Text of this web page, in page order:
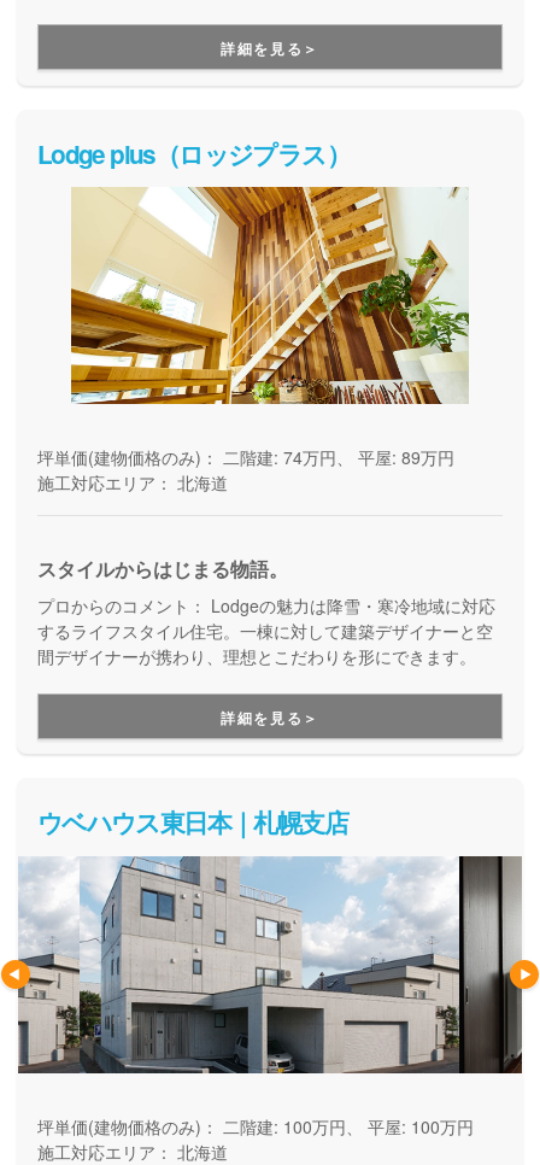
えて年間に大量の受注をしていません。実直で自社施工の工
務店で建てたい方には是非お勧めの会社です。
詳細を見る＞
Lodge plus（ロッジプラス）
坪単価(建物価格のみ)： 二階建: 74万円、 平屋: 89万円
施工対応エリア： 北海道
スタイルからはじまる物語。
プロからのコメント： Lodgeの魅力は降雪・寒冷地域に対応
するライフスタイル住宅。一棟に対して建築デザイナーと空
間デザイナーが携わり、理想とこだわりを形にできます。
詳細を見る＞
ウベハウス東日本｜札幌支店
坪単価(建物価格のみ)： 二階建: 100万円、 平屋: 100万円
施工対応エリア： 北海道